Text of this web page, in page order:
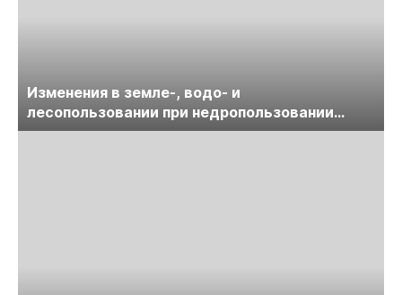
Изменения в земле-, водо- и
лесопользовании при недропользовании
обсудят на семинаре «ПравоТЭК»